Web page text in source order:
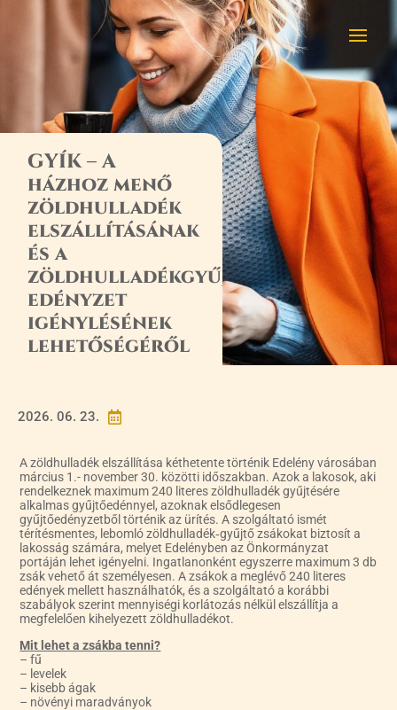
GYÍK – A
házhoz menő
zöldhulladék
elszállításának
és a
zöldhulladékgyűjtő
edényzet
igénylésének
lehetőségéről

2026. 06. 23.
A zöldhulladék elszállítása kéthetente történik Edelény városában
március 1.- november 30. közötti időszakban. Azok a lakosok, aki
rendelkeznek maximum 240 literes zöldhulladék gyűjtésére
alkalmas gyűjtőedénnyel, azoknak elsődlegesen
gyűjtőedényzetből történik az ürítés. A szolgáltató ismét
térítésmentes, lebomló zöldhulladék‑gyűjtő zsákokat biztosít a
lakosság számára, melyet Edelényben az Önkormányzat
portáján lehet igényelni. Ingatlanonként egyszerre maximum 3 db
zsák vehető át személyesen. A zsákok a meglévő 240 literes
edények mellett használhatók, és a szolgáltató a korábbi
szabályok szerint mennyiségi korlátozás nélkül elszállítja a
megfelelően kihelyezett zöldhulladékot.
Mit lehet a zsákba tenni?
– fű
– levelek
– kisebb ágak
– növényi maradványok